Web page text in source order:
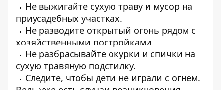
Не выжигайте сухую траву и мусор на
приусадебных участках.
Не разводите открытый огонь рядом с
хозяйственными постройками.
Не разбрасывайте окурки и спички на
сухую травяную подстилку.
Следите, чтобы дети не играли с огнем.